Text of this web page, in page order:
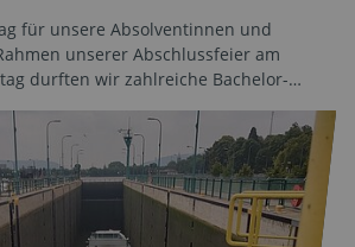
für unsere Absolventinnen und
unserer Abschlussfeier am
durften wir zahlreiche Bachelor-…